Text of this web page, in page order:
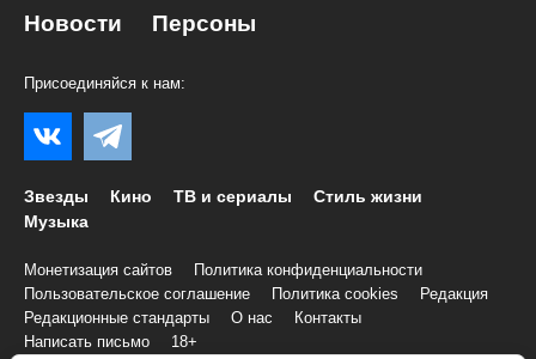
Новости Персоны
Присоединяйся к нам:
Звезды Кино ТВ и сериалы
Стиль жизни
Музыка
Монетизация сайтов
Политика конфиденциальности
Пользовательское соглашение
Политика cookies
Редакция
Редакционные стандарты
О нас
Контакты
Написать письмо
18+